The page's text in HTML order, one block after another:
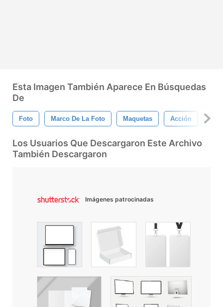
Esta Imagen También Aparece En Búsquedas
De
Foto Marco De La Foto Maquetas Acción
Los Usuarios Que Descargaron Este Archivo
También Descargaron
Imágenes patrocinadas